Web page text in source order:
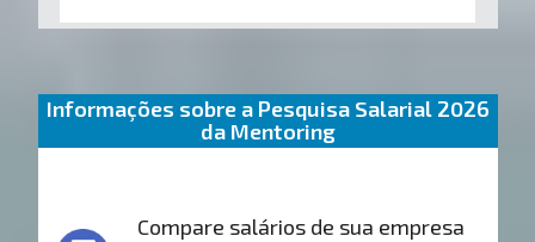
Informações sobre a Pesquisa Salarial 2026
da Mentoring
Compare salários de sua empresa